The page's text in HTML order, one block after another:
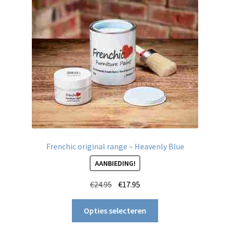
Frenchic original range – Heavenly Blue
AANBIEDING!
€24.95 Oorspronkelijke
was:
€24.95.
€17.95
is:
€17.95.
Opties selecteren